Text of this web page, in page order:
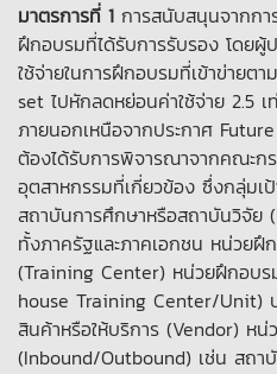
มาตรการที่ 1 การสนับสนุนจากกา
ฝึกอบรมที่ได้รับการรับรอง โดยผู้
ใช้จ่ายในการฝึกอบรมที่เข้าข่ายต
set ไปหักลดหย่อนค่าใช้จ่าย 2.5
ภายนอกเหนือจากประกาศ
ต้องได้รับการพิจารณาจากคณะก
อุตสาหกรรมที่เกี่ยวข้อง ซึ่งกลุ่มเ
สถาบันการศึกษาหรือสถาบันวิจั
ทั้งภาครัฐและภาคเอกชน หน่วยฝึ
(Training Center) หน่วยฝึกอบร
house Training Center/Unit)
สินค้าหรือให้บริการ (Vendor) หน่
(Inbound/Outbound) เช่น สถา